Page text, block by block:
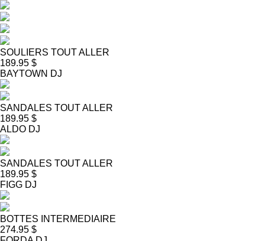
SOULIERS TOUT ALLER
189.95 $
BAYTOWN DJ
SANDALES TOUT ALLER
189.95 $
ALDO DJ
SANDALES TOUT ALLER
189.95 $
FIGG DJ
BOTTES INTERMEDIAIRE
274.95 $